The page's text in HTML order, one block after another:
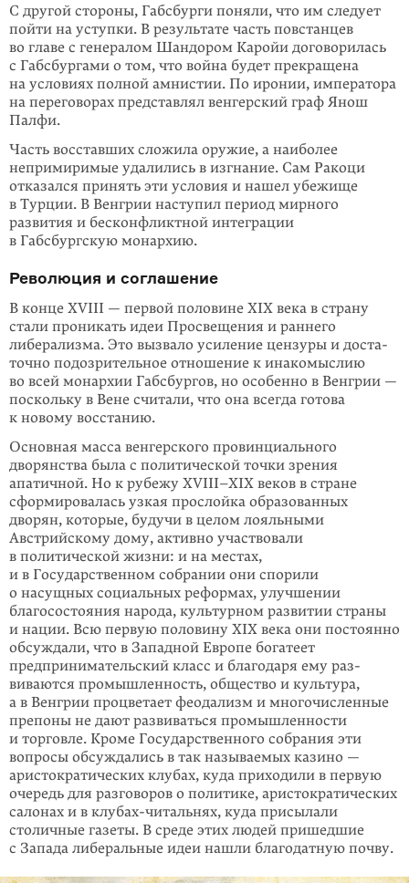
С другой стороны, Габсбурги поняли, что им следует
пойти на уступки. В ре­зуль­тате часть повстанцев
во главе с генералом Шандором Каройи договори­лась
с Габсбургами о том, что война будет прекращена
на условиях полной амнистии. По иронии, императора
на переговорах представлял венгерский граф Янош
Палфи.
Часть восставших сложила оружие, а наиболее
непримиримые удалились в изгнание. Сам Ракоци
отказался принять эти условия и нашел убежище
в Турции. В Венгрии наступил период мирного
развития и бесконфликтной интеграции
в Габсбургскую монархию.
Революция и соглашение
В конце XVIII — первой половине XIX века в страну
стали проникать идеи Просвещения и раннего
либерализма. Это вызвало усиление цензуры и доста­
точно подозрительное отношение к инакомыслию
во всей монархии Габсбур­гов, но особенно в Венгрии —
поскольку в Вене считали, что она всегда готова
к новому восстанию.
Основная масса венгерского провинциального
дворянства была с политической точки зрения
апатичной. Но к рубежу XVIII–XIX веков в стране
сформирова­лась узкая прослойка образованных
дворян, которые, будучи в целом лояль­ны­ми
Австрийскому дому, активно участвовали
в политической жизни: и на ме­стах,
и в Государственном собрании они спорили
о насущных социаль­ных ре­формах, улучшении
благосостояния народа, культурном развитии страны
и на­ции. Всю первую половину XIX века они постоянно
обсуждали, что в Западной Европе богатеет
предпринимательский класс и благодаря ему раз­
виваются промышленность, общество и культура,
а в Венгрии процветает феодализм и многочисленные
препоны не дают развиваться промышленности
и торговле. Кроме Государственного собрания эти
вопросы обсуждались в так называемых казино —
аристократических клубах, куда приходили в первую
очередь для раз­говоров о политике, аристократических
салонах и в клубах-читальнях, куда присылали
столичные газеты. В среде этих людей пришедшие
с Запада либеральные идеи нашли благодатную почву.